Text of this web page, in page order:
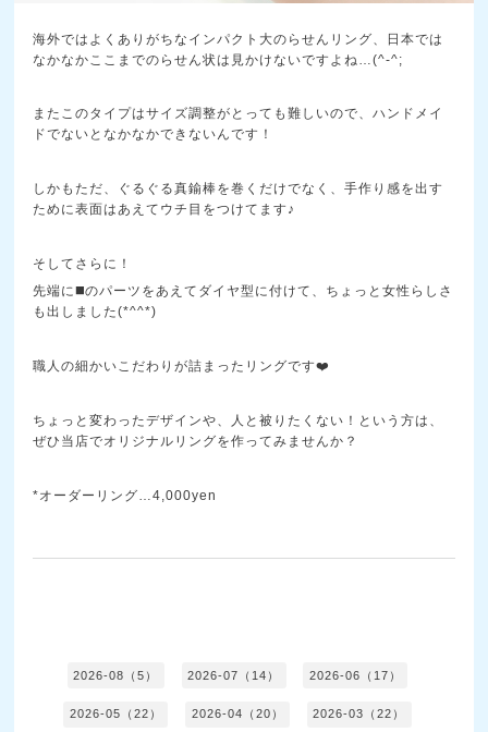
海外ではよくありがちなインパクト大のらせんリング、日本では
なかなかここまでのらせん状は見かけないですよね…(^-^;
またこのタイプはサイズ調整がとっても難しいので、ハンドメイ
ドでないとなかなかできないんです！
しかもただ、ぐるぐる真鍮棒を巻くだけでなく、手作り感を出す
ために表面はあえてウチ目をつけてます♪
そしてさらに！
先端に◼️のパーツをあえてダイヤ型に付けて、ちょっと女性らしさ
も出しました(*^^*)
職人の細かいこだわりが詰まったリングです❤️
ちょっと変わったデザインや、人と被りたくない！という方は、
ぜひ当店でオリジナルリングを作ってみませんか？
*オーダーリング…4,000yen
2026-08（5） 2026-07（14） 2026-06（17）
2026-05（22） 2026-04（20） 2026-03（22）